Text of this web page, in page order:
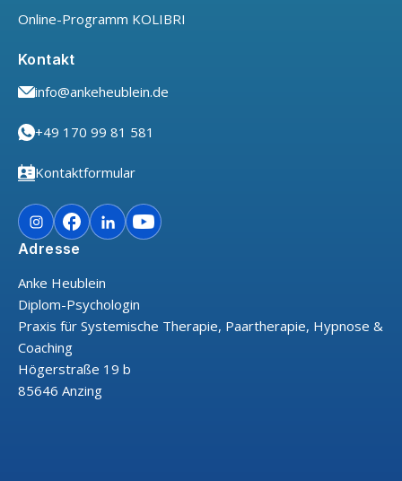
Online-Programm KOLIBRI
Kontakt
info@ankeheublein.de
+49 170 99 81 581
Kontaktformular
Adresse
Anke Heublein
Diplom-Psychologin
Praxis für Systemische Therapie, Paartherapie, Hypnose &
Coaching
Högerstraße 19 b
85646 Anzing